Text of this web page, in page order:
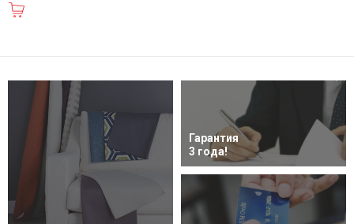
Гарантия
3 года!